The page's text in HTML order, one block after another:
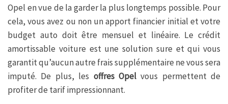
Opel en vue de la garder la plus longtemps possible. Pour
cela, vous avez ou non un apport financier initial et votre
budget auto doit être mensuel et linéaire. Le crédit
amortissable voiture est une solution sure et qui vous
garantit qu’aucun autre frais supplémentaire ne vous sera
imputé. De plus, les offres Opelvous permettent de
profiter de tarif impressionnant.